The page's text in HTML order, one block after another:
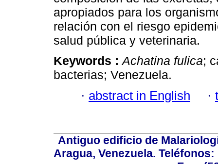
apropiados para los
relación con el riesgo
salud pública y veterinaria.
Keywords :Achatina fulica;
bacterias; Venezuela.
· abstract in English ·
Antiguo edificio de
Aragua, Venezuela. Teléfonos: